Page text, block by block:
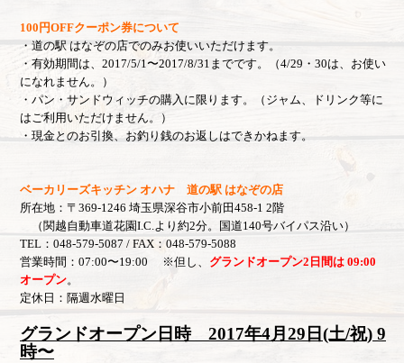
100円OFFクーポン券について
・道の駅 はなぞの店でのみお使いいただけます。
・有効期間は、2017/5/1〜2017/8/31までです。（4/29・30は、お使い
になれません。）
・パン・サンドウィッチの購入に限ります。（ジャム、ドリンク等に
はご利用いただけません。）
・現金とのお引換、お釣り銭のお返しはできかねます。
ベーカリーズキッチン オハナ 道の駅 はなぞの店
所在地： 〒369-1246 埼玉県深谷市小前田458-1 2階
（関越自動車道花園I.C.より約2分。国道140号バイパス沿い）
TEL：048-579-5087 / FAX：048-579-5088
営業時間：07:00〜19:00 ※但し、 グランドオープン2日間は 09:00
オープン。
定休日：隔週水曜日
グランドオープン日時 2017年4月29日(土/祝) 9
時〜